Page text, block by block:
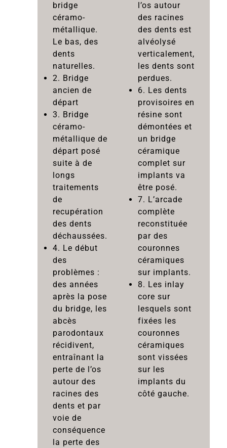
bridge
céramo-
métallique.
Le bas, des
dents
naturelles.
2. Bridge
ancien de
départ
3. Bridge
céramo-
métallique de
départ posé
suite à de
longs
traitements
de
recupération
des dents
déchaussées.
4. Le début
des
problèmes :
des années
après la pose
du bridge, les
abcès
parodontaux
récidivent,
entraînant la
perte de l’os
autour des
racines des
dents et par
voie de
conséquence
la perte des
l’os autour
des racines
des dents est
alvéolysé
verticalement,
les dents sont
perdues.
6. Les dents
provisoires en
résine sont
démontées et
un bridge
céramique
complet sur
implants va
être posé.
7. L’arcade
complète
reconstituée
par des
couronnes
céramiques
sur implants.
8. Les inlay
core sur
lesquels sont
fixées les
couronnes
céramiques
sont vissées
sur les
implants du
côté gauche.